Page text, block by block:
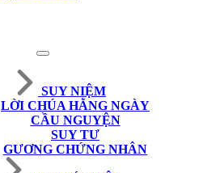
SUY NIỆM
LỜI CHÚA HẰNG NGÀY
CẦU NGUYỆN
SUY TƯ
GƯƠNG CHỨNG NHÂN